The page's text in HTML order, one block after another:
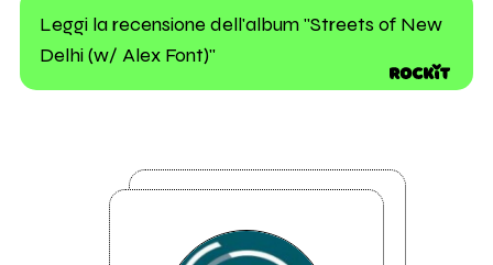
Leggi la recensione dell'album "Streets of New
Delhi (w/ Alex Font)"